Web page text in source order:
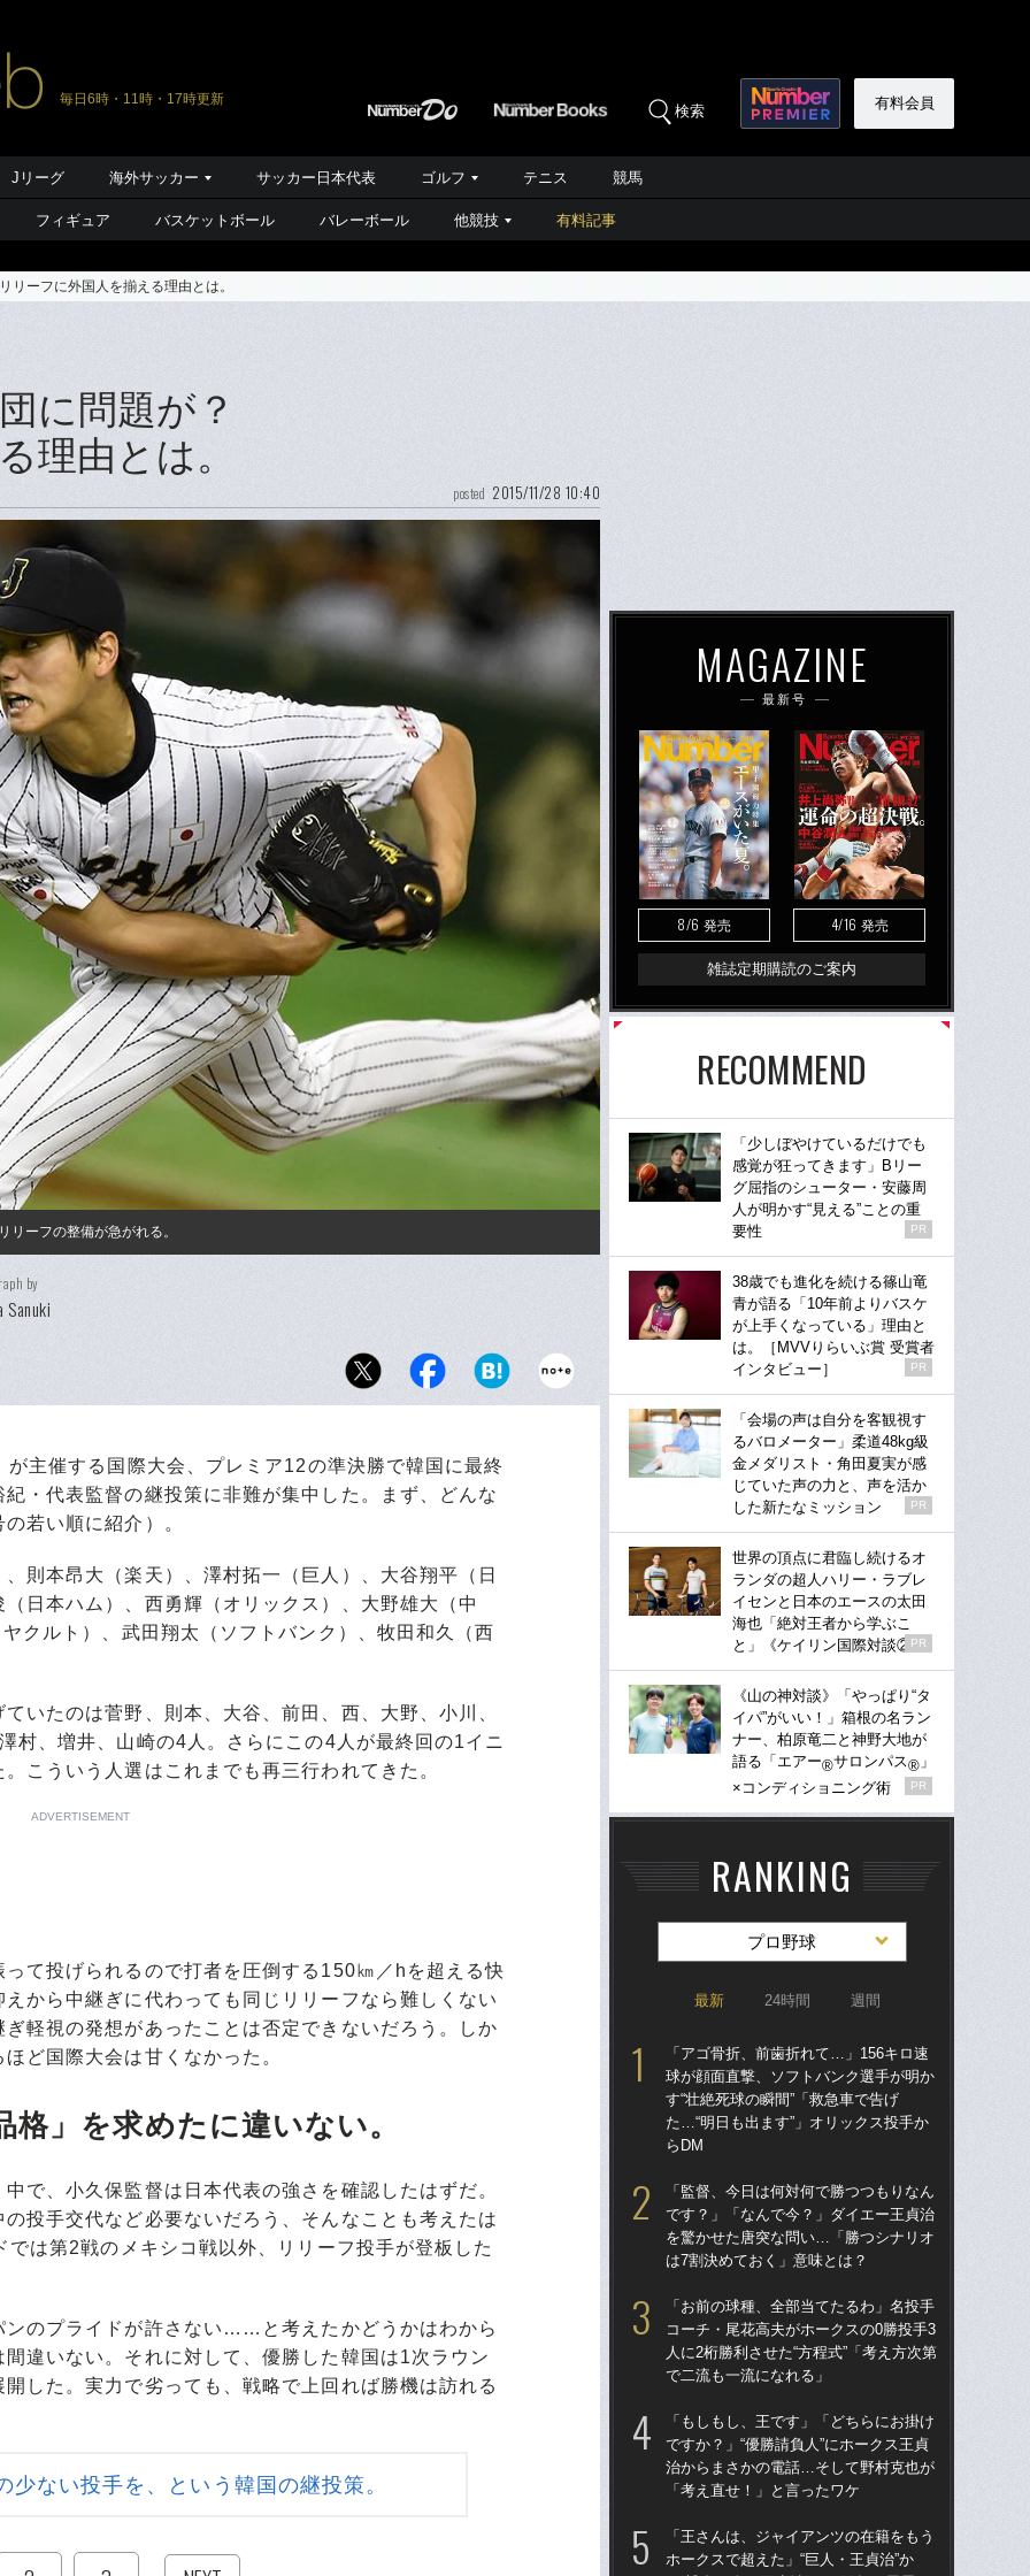
毎日6時・11時・17時更新
検索 有料会員
Jリーグ 海外サッカー サッカー日本代表 ゴルフ テニス 競馬
フィギュア バスケットボール バレーボール 他競技 有料記事
リーフに外国人を揃える理由とは。
に問題が？
理由とは。
posted 2015/11/28 10:40
ーフの整備が急がれる。
by
Sanuki
主催する国際大会、プレミア12の準決勝で韓国に最終
・代表監督の継投策に非難が集中した。まず、どんな
若い順に紹介）。
則本昂大（楽天）、澤村拓一（巨人）、大谷翔平（日
日本ハム）、西勇輝（オリックス）、大野雄大（中
クルト）、武田翔太（ソフトバンク）、牧田和久（西
たのは菅野、則本、大谷、前田、西、大野、小川、
村、増井、山崎の4人。さらにこの4人が最終回の1イニ
こういう人選はこれまでも再三行われてきた。
ADVERTISEMENT
て投げられるので打者を圧倒する150㎞／hを超える快
から中継ぎに代わっても同じリリーフなら難しくない
軽視の発想があったことは否定できないだろう。しか
ど国際大会は甘くなかった。
」を求めたに違いない。
、小久保監督は日本代表の強さを確認したはずだ。
投手交代など必要ないだろう、そんなことも考えたは
は第2戦のメキシコ戦以外、リリーフ投手が登板した
のプライドが許さない……と考えたかどうかはわから
違いない。それに対して、優勝した韓国は1次ラウン
した。実力で劣っても、戦略で上回れば勝機は訪れる
ない投手を、という韓国の継投策。
MAGAZINE
最新号
8/6 発売 4/16 発売
雑誌定期購読のご案内
RECOMMEND
「少しぼやけているだけでも
感覚が狂ってきます」Bリー
グ屈指のシューター・安藤周
人が明かす“見える”ことの重
要性
PR
38歳でも進化を続ける篠山竜
青が語る「10年前よりバスケ
が上手くなっている」理由と
は。［MVVりらいぶ賞 受賞者
インタビュー］
PR
「会場の声は自分を客観視す
るバロメーター」柔道48kg級
金メダリスト・角田夏実が感
じていた声の力と、声を活か
した新たなミッション
PR
世界の頂点に君臨し続けるオ
ランダの超人ハリー・ラブレ
イセンと日本のエースの太田
海也「絶対王者から学ぶこ
と」《ケイリン国際対談②》
PR
《山の神対談》「やっぱり“タ
イパ”がいい！」箱根の名ラン
ナー、柏原竜二と神野大地が
語る「エアー®サロンパス® 」
×コンディショニング術
PR
RANKING
プロ野球
最新 24時間 週間
「アゴ骨折、前歯折れて…」156キロ速
球が顔面直撃、ソフトバンク選手が明か
す“壮絶死球の瞬間”「救急車で告げ
た…“明日も出ます”」オリックス投手か
らDM
「監督、今日は何対何で勝つつもりなん
です？」「なんで今？」ダイエー王貞治
を驚かせた唐突な問い…「勝つシナリオ
は7割決めておく」意味とは？
「お前の球種、全部当てたるわ」名投手
コーチ・尾花高夫がホークスの0勝投手3
人に2桁勝利させた“方程式”「考え方次第
で二流も一流になれる」
「もしもし、王です」「どちらにお掛け
ですか？」“優勝請負人”にホークス王貞
治からまさかの電話…そして野村克也が
「考え直せ！」と言ったワケ
「王さんは、ジャイアンツの在籍をもう
ホークスで超えた」“巨人・王貞治”か